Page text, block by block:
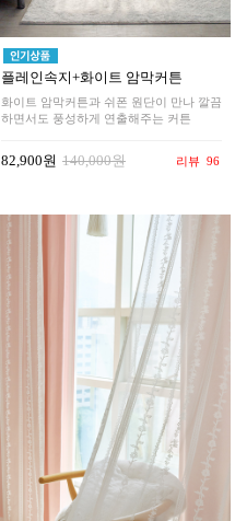
플레인속지+화이트 암막커튼
화이트 암막커튼과 쉬폰 원단이 만나 깔끔
하면서도 풍성하게 연출해주는 커튼
82,900원 140,000원 리뷰 96